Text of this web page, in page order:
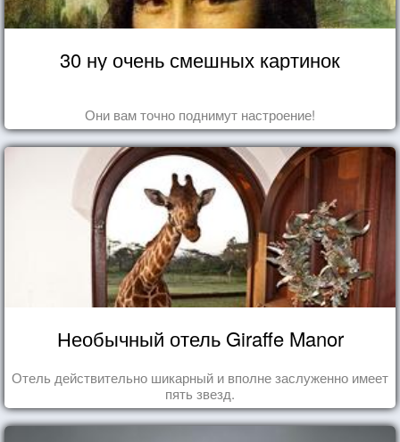
30 ну очень смешных картинок
Они вам точно поднимут настроение!
Необычный отель Giraffe Manor
Отель действительно шикарный и вполне заслуженно имеет
пять звезд.